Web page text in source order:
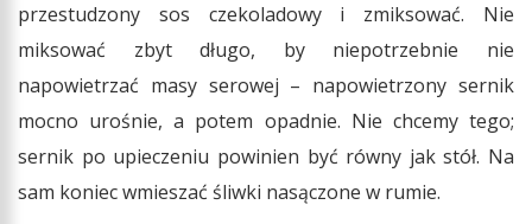
przestudzony sos czekoladowy i zmiksować. Nie
miksować zbyt długo, by niepotrzebnie nie
napowietrzać masy serowej – napowietrzony sernik
mocno urośnie, a potem opadnie. Nie chcemy tego;
sernik po upieczeniu powinien być równy jak stół. Na
sam koniec wmieszać śliwki nasączone w rumie.